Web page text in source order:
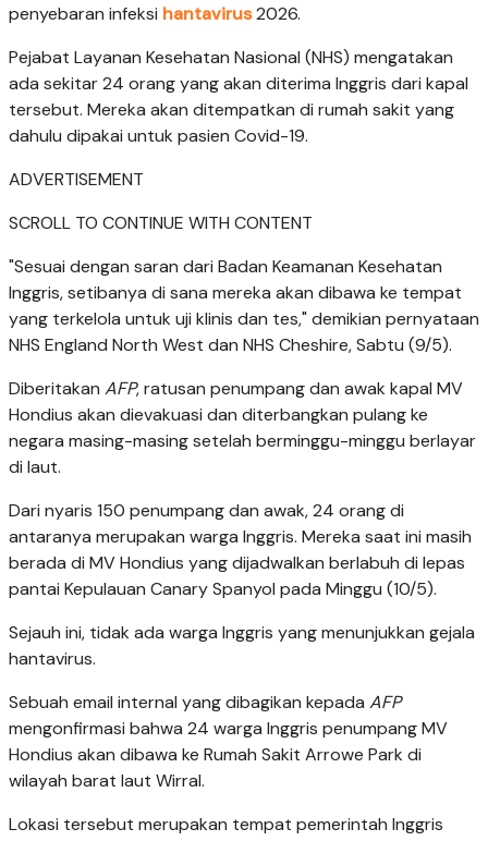
penyebaran infeksi hantavirus2026.
Pejabat Layanan Kesehatan Nasional (NHS) mengatakan
ada sekitar 24 orang yang akan diterima Inggris dari kapal
tersebut. Mereka akan ditempatkan di rumah sakit yang
dahulu dipakai untuk pasien Covid-19.
ADVERTISEMENT
SCROLL TO CONTINUE WITH CONTENT
"Sesuai dengan saran dari Badan Keamanan Kesehatan
Inggris, setibanya di sana mereka akan dibawa ke tempat
yang terkelola untuk uji klinis dan tes," demikian pernyataan
NHS England North West dan NHS Cheshire, Sabtu (9/5).
Diberitakan AFP, ratusan penumpang dan awak kapal MV
Hondius akan dievakuasi dan diterbangkan pulang ke
negara masing-masing setelah berminggu-minggu berlayar
di laut.
Dari nyaris 150 penumpang dan awak, 24 orang di
antaranya merupakan warga Inggris. Mereka saat ini masih
berada di MV Hondius yang dijadwalkan berlabuh di lepas
pantai Kepulauan Canary Spanyol pada Minggu (10/5).
Sejauh ini, tidak ada warga Inggris yang menunjukkan gejala
hantavirus.
Sebuah email internal yang dibagikan kepada AFP
mengonfirmasi bahwa 24 warga Inggris penumpang MV
Hondius akan dibawa ke Rumah Sakit Arrowe Park di
wilayah barat laut Wirral.
Lokasi tersebut merupakan tempat pemerintah Inggris